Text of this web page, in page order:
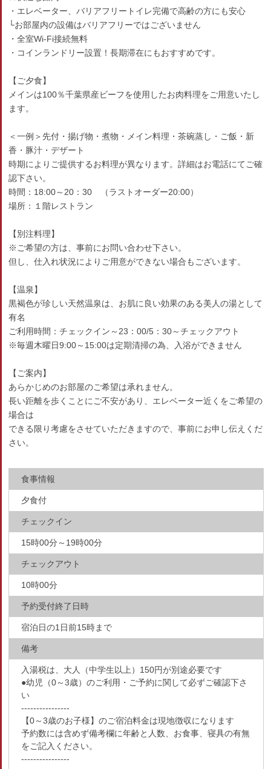
・エレベーター、バリアフリートイレ完備で高齢の方にも安心
└お部屋内の設備はバリアフリーではございません
・全室Wi-Fi接続無料
・コインランドリー設置！長期滞在にもおすすめです。
【ご夕食】
メインは100％千葉県産ビーフを使用したお肉料理をご用意いたし
ます。
＜一例＞先付・揚げ物・煮物・メイン料理・茶碗蒸し・ご飯・新
香・豚汁・デザート
時期によりご提供するお料理が異なります。詳細はお電話にてご確
認下さい。
時間：18:00～20：30 （ラストオーダー20:00）
場所：１階レストラン
【別注料理】
※ご希望の方は、事前にお問い合わせ下さい。
但し、仕入れ状況によりご用意ができない場合もございます。
【温泉】
黒褐色が珍しい天然温泉は、お肌に良い効果のある美人の湯として
有名
ご利用時間：チェックイン～23：00/5：30～チェックアウト
※毎週木曜日9:00～15:00は定期清掃の為、入浴ができません
【ご案内】
あらかじめのお部屋のご希望は承れません。
長い距離を歩くことにご不安があり、エレベーター近くをご希望の
場合は
できる限り考慮をさせていただきますので、事前にお申し伝えくだ
さい。
食事情報
夕食付
チェックイン
15時00分～19時00分
チェックアウト
10時00分
予約受付終了日時
宿泊日の1日前15時まで
備考
入湯税は、大人（中学生以上）150円が別途必要です
●幼児（0～3歳）のご利用・ご予約に関して必ずご確認下さ
い
----------------
【0～3歳のお子様】のご宿泊料金は現地徴収になります
予約数には含めず備考欄に年齢と人数、お食事、寝具の有無
をご記入ください。
----------------